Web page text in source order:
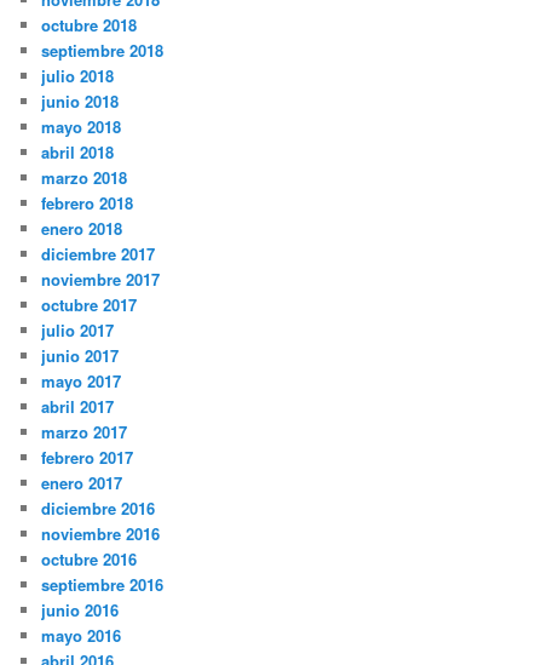
octubre 2018
septiembre 2018
julio 2018
junio 2018
mayo 2018
abril 2018
marzo 2018
febrero 2018
enero 2018
diciembre 2017
noviembre 2017
octubre 2017
julio 2017
junio 2017
mayo 2017
abril 2017
marzo 2017
febrero 2017
enero 2017
diciembre 2016
noviembre 2016
octubre 2016
septiembre 2016
junio 2016
mayo 2016